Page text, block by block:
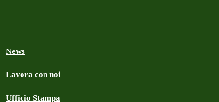
News
Lavora con noi
Ufficio Stampa